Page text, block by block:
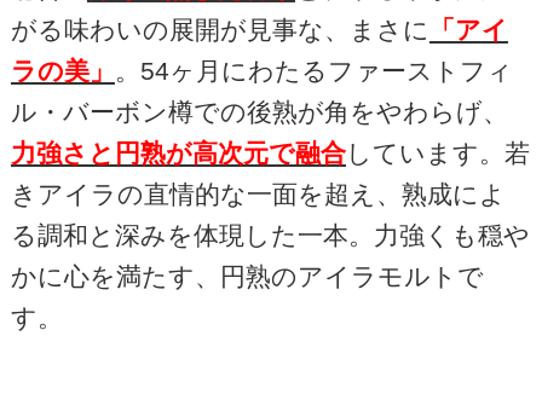
がる味わいの展開が見事な、まさに
「アイ
ラの美」 。 54ヶ月にわたるファーストフィ
ル・バーボン樽での後熟が角をやわらげ、
力強さと円熟が高次元で融合しています。若
きアイラの直情的な一面を超え、熟成によ
る調和と深みを体現した一本。力強くも穏や
かに心を満たす、円熟のアイラモルトで
す。